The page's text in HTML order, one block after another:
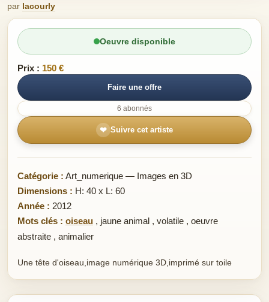
par lacourly
Oeuvre disponible
Prix : 150 €
Faire une offre
6 abonnés
❤ Suivre cet artiste
Catégorie : Art_numerique — Images en 3D
Dimensions : H: 40 x L: 60
Année : 2012
Mots clés : oiseau , jaune animal , volatile , oeuvre
abstraite , animalier
Une tête d'oiseau,image numérique 3D,imprimé sur toile